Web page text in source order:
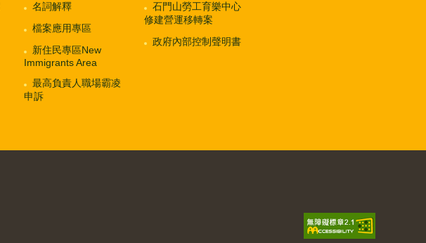
名詞解釋
檔案應用專區
新住民專區New
Immigrants Area
最高負責人職場霸凌
申訴
石門山勞工育樂中心
修建營運移轉案
政府內部控制聲明書